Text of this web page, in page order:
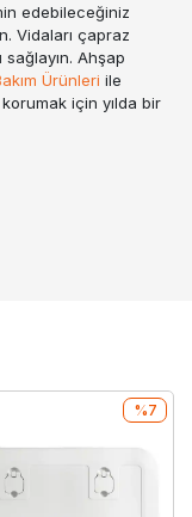
edebileceğiniz
Vidaları çapraz
sağlayın. Ahşap
Ürünleri ile
için yılda bir
%7